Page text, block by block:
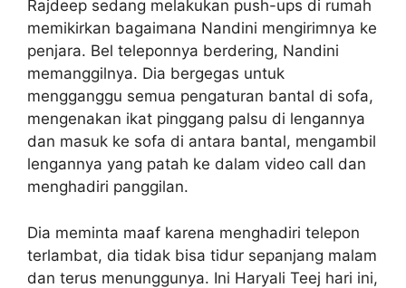
Rajdeep sedang melakukan push-ups di rumah
memikirkan bagaimana Nandini mengirimnya ke
penjara. Bel teleponnya berdering, Nandini
memanggilnya. Dia bergegas untuk
mengganggu semua pengaturan bantal di sofa,
mengenakan ikat pinggang palsu di lengannya
dan masuk ke sofa di antara bantal, mengambil
lengannya yang patah ke dalam video call dan
menghadiri panggilan.
Dia meminta maaf karena menghadiri telepon
terlambat, dia tidak bisa tidur sepanjang malam
dan terus menunggunya. Ini Haryali Teej hari ini,